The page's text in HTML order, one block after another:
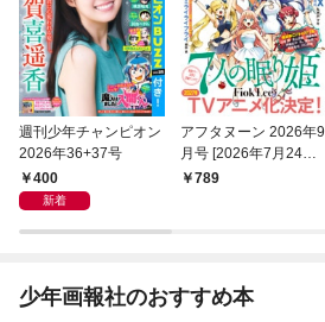
週刊少年チャンピオン
2026年36+37号
400
新着
アフタヌーン 2026年9
月号 [2026年7月24日
発売]
789
少年画報社のおすすめ本